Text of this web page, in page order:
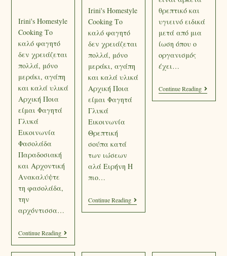
Irini's Homestyle
Cooking Το
καλό φαγητό
δεν χρειάζεται
πολλά, μόνο
μεράκι, αγάπη
και καλά υλικά
Αρχική Ποια
είμαι Φαγητά
Γλυκά
Εικοινωνία
Φασολάδα
Παραδοσιακή
και Αρχοντική
Ανακαλύψτε
τη φασολάδα,
την
αρχόντισσα…
Continue Reading
Irini's Homestyle
Cooking Το
καλό φαγητό
δεν χρειάζεται
πολλά, μόνο
μεράκι, αγάπη
και καλά υλικά
Αρχική Ποια
είμαι Φαγητά
Γλυκά
Εικοινωνία
Θρεπτική
σούπα κατά
των ιώσεων
αλά Ειρήνη Η
πιο…
Continue Reading
θρεπτικό και
υγιεινό ειδικά
μετά από μια
ίωση όπου ο
οργανισμός
έχει…
Continue Reading